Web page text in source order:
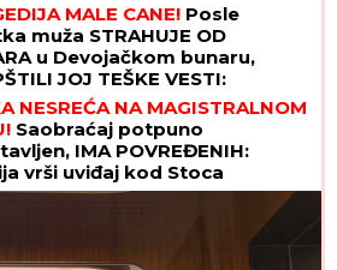
MALЕ CANE! Posle
muža STRAHUJE OD
u Devojačkom bunaru,
JOJ TEŠKE VESTI:
SAM SE!"
NESREĆA NA MAGISTRALNOM
Saobraćaj potpuno
IMA POVREĐENIH:
vrši uviđaj kod Stoca